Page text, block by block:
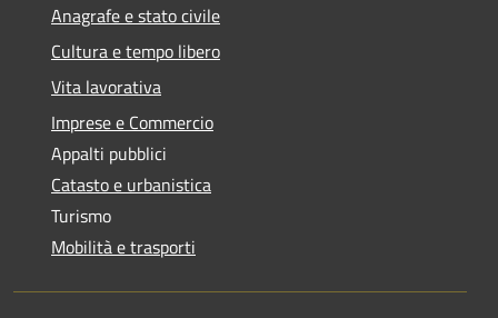
Anagrafe e stato civile
Cultura e tempo libero
Vita lavorativa
Imprese e Commercio
Appalti pubblici
Catasto e urbanistica
Turismo
Mobilità e trasporti